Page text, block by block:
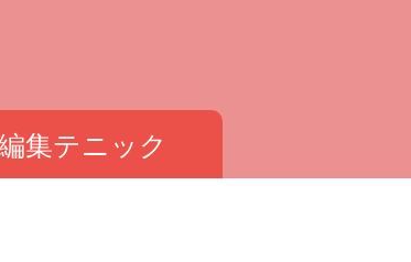
集テニック